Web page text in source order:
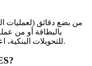
للتحويلات البنكية، اعتمادًا على أوقات التحقق ومعالجة الدفع.